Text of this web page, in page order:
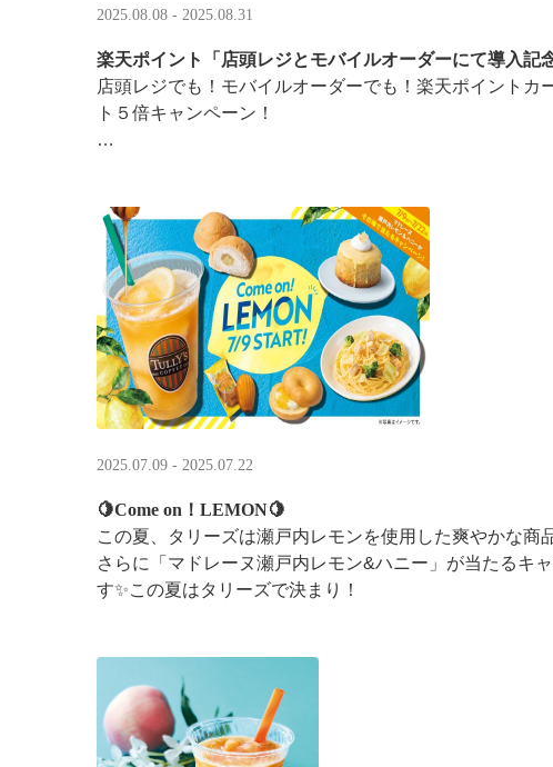
2025.08.08 - 2025.08.31
楽天ポイント「店頭レジとモバイルオーダーにて導入記
店頭レジでも！モバイルオーダーでも！楽天ポイントカ
ト５倍キャンペーン！
8/8（金）0:00～8/31 ···
2025.07.09 - 2025.07.22
🍋Come on！LEMON🍋
この夏、タリーズは瀬戸内レモンを使用した爽やかな商
さらに「マドレーヌ瀬戸内レモン&ハニー」が当たるキ
す✨この夏はタリーズで決まり！